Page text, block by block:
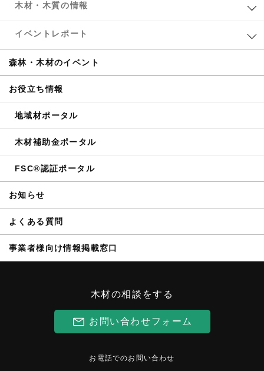
木材・木質の情報
イベントレポート
森林・木材のイベント
お役立ち情報
地域材ポータル
木材補助金ポータル
FSC®認証ポータル
お知らせ
よくある質問
事業者様向け情報掲載窓口
木材の相談をする
お問い合わせフォーム
お電話でのお問い合わせ